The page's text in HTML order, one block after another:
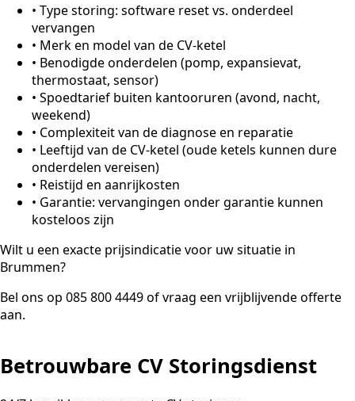
• Type storing: software reset vs. onderdeel
vervangen
• Merk en model van de CV-ketel
• Benodigde onderdelen (pomp, expansievat,
thermostaat, sensor)
• Spoedtarief buiten kantooruren (avond, nacht,
weekend)
• Complexiteit van de diagnose en reparatie
• Leeftijd van de CV-ketel (oude ketels kunnen dure
onderdelen vereisen)
• Reistijd en aanrijkosten
• Garantie: vervangingen onder garantie kunnen
kosteloos zijn
Wilt u een exacte prijsindicatie voor uw situatie in
Brummen?
Bel ons op 085 800 4449 of vraag een vrijblijvende offerte
aan.
Betrouwbare CV Storingsdienst